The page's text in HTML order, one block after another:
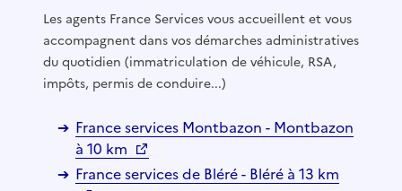
Les agents France Services vous accueillent et vous
accompagnent dans vos démarches administratives
du quotidien (immatriculation de véhicule, RSA,
impôts, permis de conduire...)
France services Montbazon - Montbazon
à 10 km
France services de Bléré - Bléré à 13 km